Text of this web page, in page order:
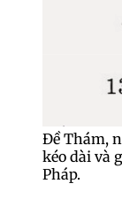
Đề Thám,
kéo dài và
Pháp.